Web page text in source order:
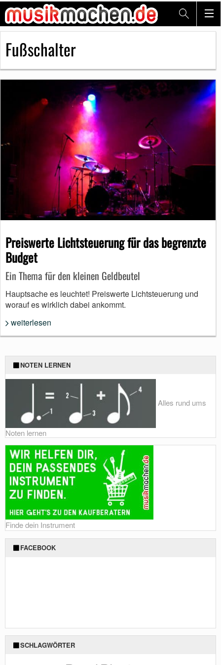
Fußschalter
Preiswerte Lichtsteuerung für das begrenzte
Budget
Ein Thema für den kleinen Geldbeutel
Hauptsache es leuchtet! Preiswerte Lichtsteuerung und
worauf es wirklich dabei ankommt.
weiterlesen
NOTEN LERNEN
Alles rund ums
Noten lernen
Finde dein Instrument
FACEBOOK
SCHLAGWÖRTER